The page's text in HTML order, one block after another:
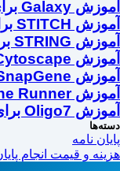
آموزش Galaxy برای تحلیل داده‌های توالی‌یابی
آموزش STITCH برای بررسی تعامل دارو و پروتئین
آموزش STRING برای تحلیل تعاملات پروتئینی
آموزش Cytoscape برای تحلیل شبکه‌های زیستی
آموزش SnapGene برای تحلیل و طراحی DNA
آموزش Gene Runner از صفر تا پیشرفته
آموزش Oligo7 برای طراحی پرایمر
دسته‌ها
پایان نامه
هزینه و قیمت انجام